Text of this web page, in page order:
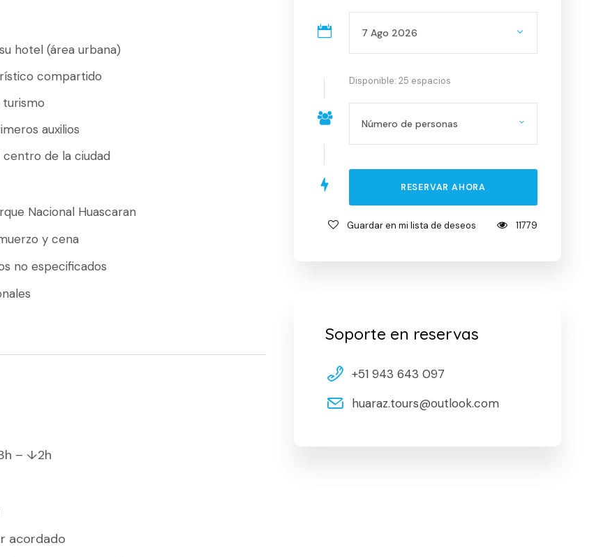
hotel (área urbana)
compartido
turismo
auxilios
de la ciudad
Nacional Huascaran
y cena
no especificados
– ↓2h
acordado
Disponible: 25 espacios
Guardar en mi lista de deseos 11779
Soporte en reservas
+51 943 643 097
huaraz.tours@outlook.com